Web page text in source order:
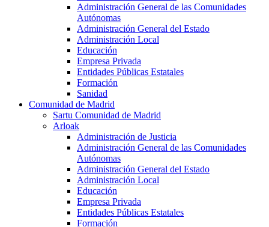
Administración General de las Comunidades
Autónomas
Administración General del Estado
Administración Local
Educación
Empresa Privada
Entidades Públicas Estatales
Formación
Sanidad
Comunidad de Madrid
Sartu Comunidad de Madrid
Arloak
Administración de Justicia
Administración General de las Comunidades
Autónomas
Administración General del Estado
Administración Local
Educación
Empresa Privada
Entidades Públicas Estatales
Formación